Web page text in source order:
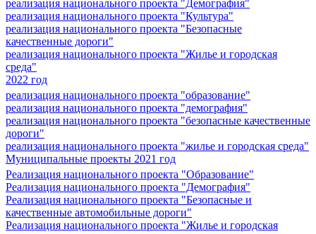
реализация национального проекта "Демография"
реализация национального проекта "Культура"
реализация национального проекта "Безопасные
качественные дороги"
реализация национального проекта "Жилье и городская
среда"
2022 год
реализация национального проекта "образование"
реализация национального проекта "демография"
реализация национального проекта "безопасные качественные
дороги"
реализация национального проекта "жилье и городская среда"
Муниципальные проекты 2021 год
Реализация национального проекта "Образование"
Реализация национального проекта "Демография"
Реализация национального проекта "Безопасные и
качественные автомобильные дороги"
Реализация национального проекта "Жилье и городская